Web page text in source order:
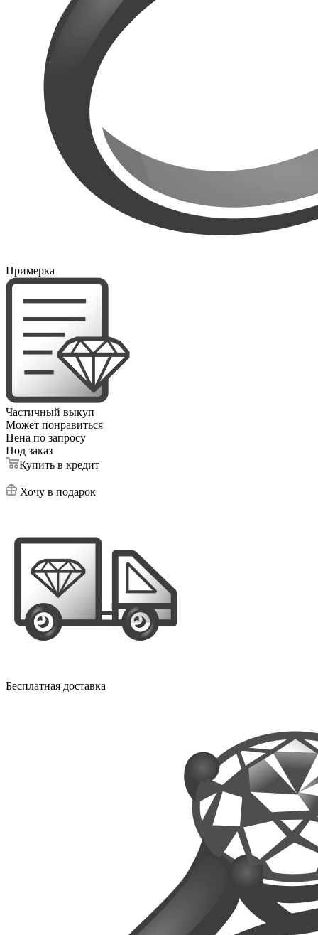
Примерка
Частичный выкуп
Может понравиться
Цена по запросу
Под заказ
Купить в кредит
Хочу в подарок
Бесплатная доставка